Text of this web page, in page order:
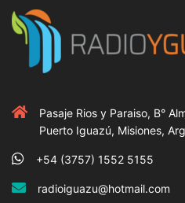
Pasaje Rios y Paraiso, B°
Puerto Iguazú, Misiones,
+54 (3757) 1552 5155
radioiguazu@hotmail.com